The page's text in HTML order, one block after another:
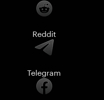
Reddit
Telegram